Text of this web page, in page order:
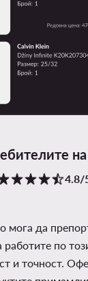
4.8/
мога да
по
и точност.